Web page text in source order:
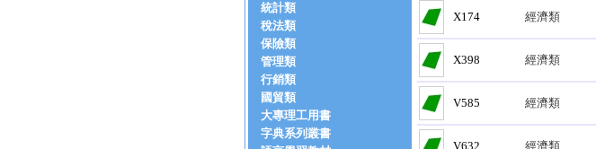
統計類
稅法類
保險類
管理類
行銷類
國貿類
大專理工用書
字典系列叢書
X174 經濟類
X398 經濟類
V585 經濟類
V632 經濟類